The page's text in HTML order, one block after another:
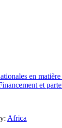
en
et
Africa